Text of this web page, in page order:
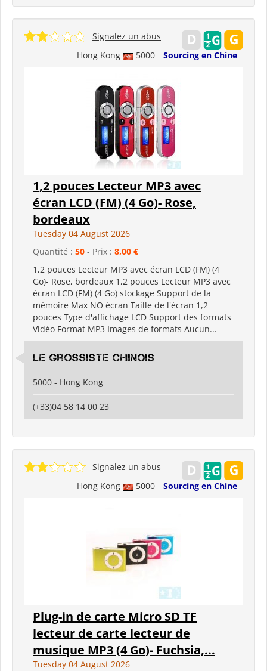
Hong Kong 5000 Sourcing en Chine
Signalez un abus
1,2 pouces Lecteur MP3 avec
écran LCD (FM) (4 Go)- Rose,
bordeaux
Tuesday 04 August 2026
Quantité : 50 - Prix : 8,00 €
1,2 pouces Lecteur MP3 avec écran LCD (FM) (4
Go)- Rose, bordeaux 1,2 pouces Lecteur MP3 avec
écran LCD (FM) (4 Go) stockage Support de la
mémoire Max NO écran Taille de l'écran 1,2
pouces Type d'affichage LCD Support des formats
Vidéo Format MP3 Images de formats Aucun...
Le grossiste chinois
5000 - Hong Kong
(+33)04 58 14 00 23
Hong Kong 5000 Sourcing en Chine
Signalez un abus
Plug-in de carte Micro SD TF
lecteur de carte lecteur de
musique MP3 (4 Go)- Fuchsia,...
Tuesday 04 August 2026